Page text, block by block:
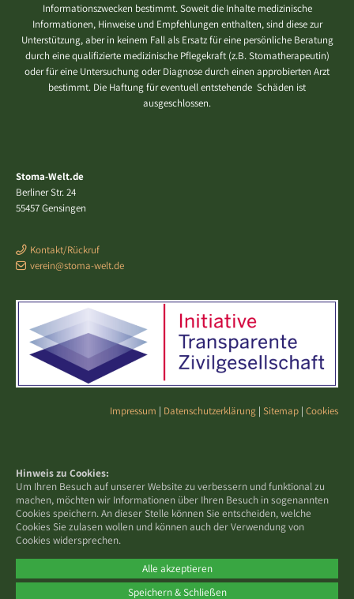
Alle akzeptieren
Speichern & Schließen
Hinweis zu Cookies:
Um Ihren Besuch auf unserer Website zu verbessern und funktional zu
machen, möchten wir Informationen über Ihren Besuch in sogenannten
Cookies speichern. An dieser Stelle können Sie entscheiden, welche
Cookies Sie zulasen wollen und können auch der Verwendung von
Cookies widersprechen.
Informationszwecken bestimmt. Soweit die Inhalte medizinische
Informationen, Hinweise und Empfehlungen enthalten, sind diese zur
Unterstützung, aber in keinem Fall als Ersatz für eine persönliche Beratung
durch eine qualifizierte medizinische Pflegekraft (z.B. Stomatherapeutin)
oder für eine Untersuchung oder Diagnose durch einen approbierten Arzt
bestimmt. Die Haftung für eventuell entstehende Schäden ist
ausgeschlossen.
Stoma-Welt.de
Berliner Str. 24
55457 Gensingen
Kontakt/Rückruf
verein@stoma-welt.de
Impressum | Datenschutzerklärung | Sitemap | Cookies